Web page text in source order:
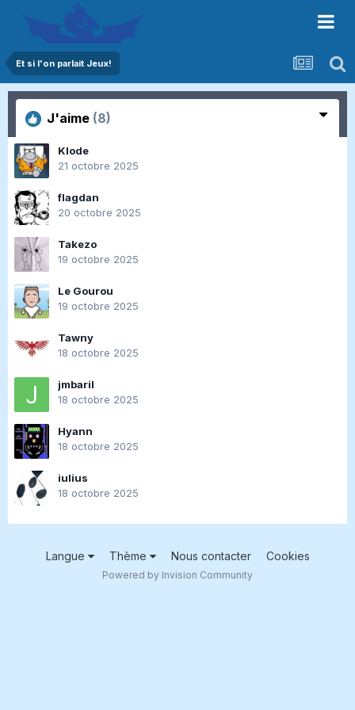
Et si l'on parlait Jeux!
J'aime (8)
Klode
21 octobre 2025
flagdan
20 octobre 2025
Takezo
19 octobre 2025
Le Gourou
19 octobre 2025
Tawny
18 octobre 2025
jmbaril
18 octobre 2025
Hyann
18 octobre 2025
iulius
18 octobre 2025
Langue Thème Nous contacter Cookies
Powered by Invision Community